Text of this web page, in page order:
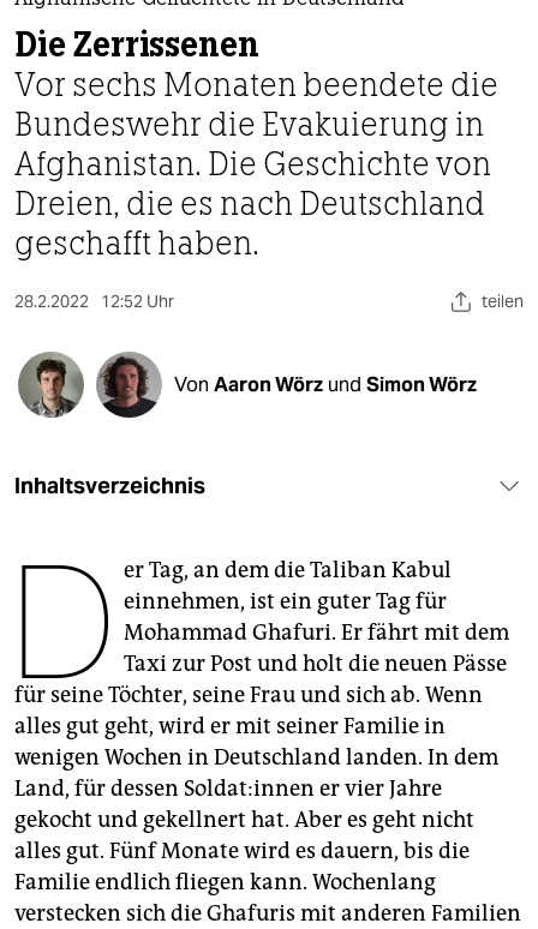
nord
wahrheit
verlag
verlag
veranstaltungen
shop
fragen & hilfe
unterstützen
genossenschaft
Die Zerrissenen
Vor sechs Monaten beendete die
Bundes­wehr die Evakuierung in
Afghanistan. Die Geschichte von
Dreien, die es nach Deutschland
geschafft haben.
28.2.2022 12:52 Uhr teilen
Von Aaron Wörz und Simon Wörz
Inhaltsverzeichnis
D er Tag, an dem die Taliban Kabul
einnehmen, ist ein guter Tag für
Mohammad Ghafuri. Er fährt mit dem
Taxi zur Post und holt die neuen Pässe
für seine Töchter, seine Frau und sich ab. Wenn
alles gut geht, wird er mit seiner Familie in
wenigen Wochen in Deutschland landen. In dem
Land, für dessen Sol­da­t:in­nen er vier Jahre
gekocht und gekellnert hat. Aber es geht nicht
alles gut. Fünf Monate wird es dauern, bis die
Familie endlich fliegen kann. Wochenlang
verstecken sich die Ghafuris mit anderen Familien